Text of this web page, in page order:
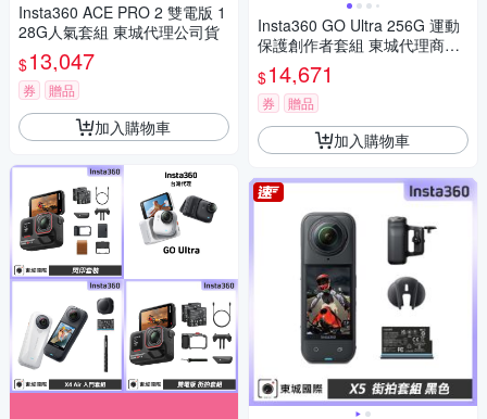
Insta360 ACE PRO 2 雙電版 1
28G人氣套組 東城代理公司貨
$13,047
券 贈品
加入購物車
Insta360 GO Ultra 256G 運動
保護創作者套組 東城代理商公
司貨
$14,671
券 贈品
加入購物車